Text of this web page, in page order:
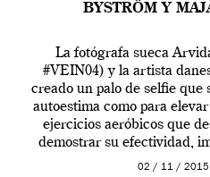
BYSTRÖM Y
La fotógrafa sueca
#VEIN04) y la artista
creado un palo de selfie que
autoestima como para
ejercicios aeróbicos que
demostrar su efectividad,
prueba en
02 / 11 /